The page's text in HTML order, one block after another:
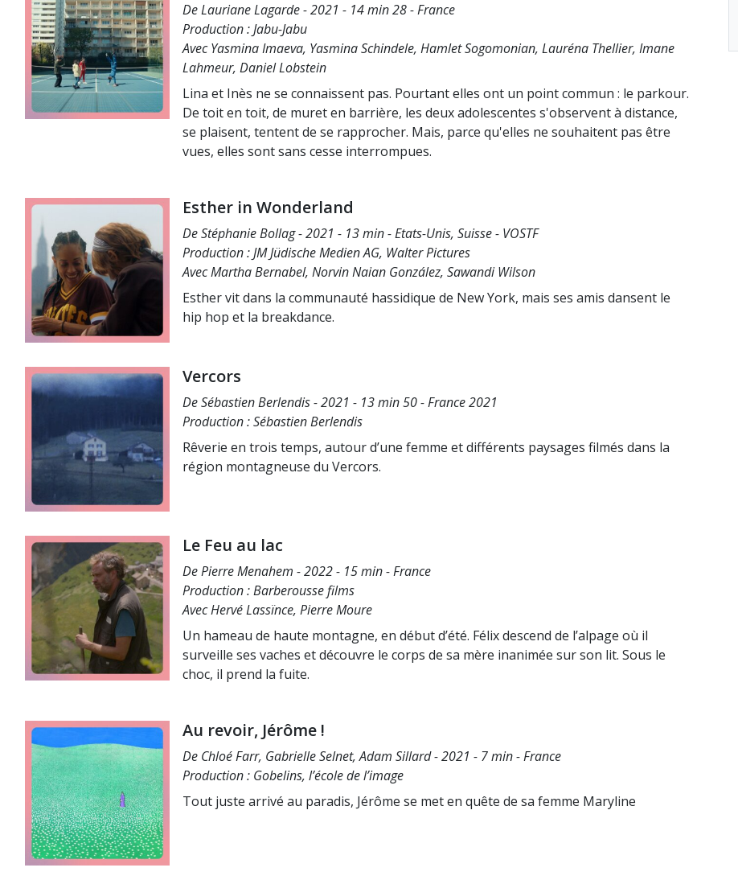
De Lauriane Lagarde - 2021 - 14 min 28 - France
Production : Jabu-Jabu
Avec Yasmina Imaeva, Yasmina Schindele, Hamlet Sogomonian, Lauréna Thellier, Imane
Lahmeur, Daniel Lobstein
Lina et Inès ne se connaissent pas. Pourtant elles ont un point commun : le parkour.
De toit en toit, de muret en barrière, les deux adolescentes s'observent à distance,
se plaisent, tentent de se rapprocher. Mais, parce qu'elles ne souhaitent pas être
vues, elles sont sans cesse interrompues.
Esther in Wonderland
De Stéphanie Bollag - 2021 - 13 min - Etats-Unis, Suisse - VOSTF
Production : JM Jüdische Medien AG, Walter Pictures
Avec Martha Bernabel, Norvin Naian González, Sawandi Wilson
Esther vit dans la communauté hassidique de New York, mais ses amis dansent le
hip hop et la breakdance.
Vercors
De Sébastien Berlendis - 2021 - 13 min 50 - France 2021
Production : Sébastien Berlendis
Rêverie en trois temps, autour d’une femme et différents paysages filmés dans la
région montagneuse du Vercors.
Le Feu au lac
De Pierre Menahem - 2022 - 15 min - France
Production : Barberousse films
Avec Hervé Lassïnce, Pierre Moure
Un hameau de haute montagne, en début d’été. Félix descend de l’alpage où il
surveille ses vaches et découvre le corps de sa mère inanimée sur son lit. Sous le
choc, il prend la fuite.
Au revoir, Jérôme !
De Chloé Farr, Gabrielle Selnet, Adam Sillard - 2021 - 7 min - France
Production : Gobelins, l’école de l’image
Tout juste arrivé au paradis, Jérôme se met en quête de sa femme Maryline